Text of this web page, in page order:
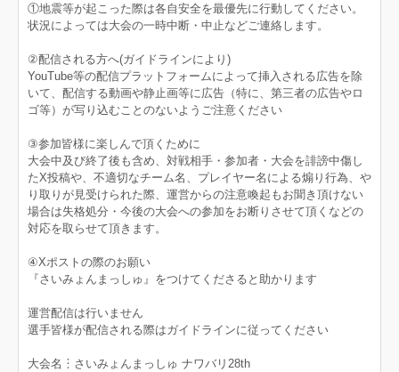
①地震等が起こった際は各自安全を最優先に行動してください。
状況によっては大会の一時中断・中止などご連絡します。
②配信される方へ(ガイドラインにより)
YouTube等の配信プラットフォームによって挿入される広告を除
いて、配信する動画や静止画等に広告（特に、第三者の広告やロ
ゴ等）が写り込むことのないようご注意ください
③参加皆様に楽しんで頂くために
大会中及び終了後も含め、対戦相手・参加者・大会を誹謗中傷し
たX投稿や、不適切なチーム名、プレイヤー名による煽り行為、や
り取りが見受けられた際、運営からの注意喚起もお聞き頂けない
場合は失格処分・今後の大会への参加をお断りさせて頂くなどの
対応を取らせて頂きます。
④Xポストの際のお願い
『さいみょんまっしゅ』をつけてくださると助かります
運営配信は行いません
選手皆様が配信される際はガイドラインに従ってください
大会名︙さいみょんまっしゅ ナワバリ28th